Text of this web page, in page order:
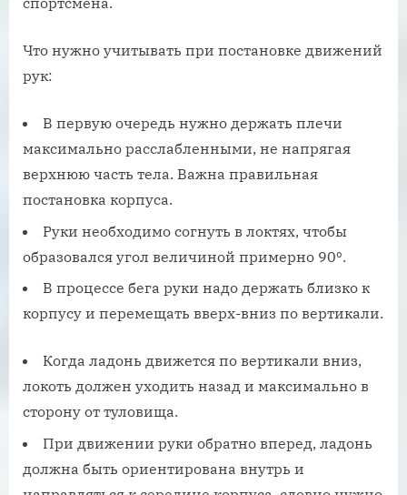
Что нужно учитывать при постановке движений
рук:
В первую очередь нужно держать плечи
максимально расслабленными, не напрягая
верхнюю часть тела. Важна правильная
постановка корпуса.
Руки необходимо согнуть в локтях, чтобы
образовался угол величиной примерно 90º.
В процессе бега руки надо держать близко к
корпусу и перемещать вверх-вниз по вертикали.
Когда ладонь движется по вертикали вниз,
локоть должен уходить назад и максимально в
сторону от туловища.
При движении руки обратно вперед, ладонь
должна быть ориентирована внутрь и